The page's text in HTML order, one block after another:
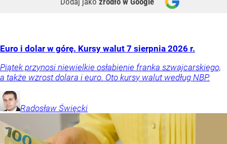
Euro i dolar w górę. Kursy walut 7 sierpnia 2026 r.
Piątek przynosi niewielkie osłabienie franka szwajcarskiego,
a także wzrost dolara i euro. Oto kursy walut według NBP.
Radosław Święcki